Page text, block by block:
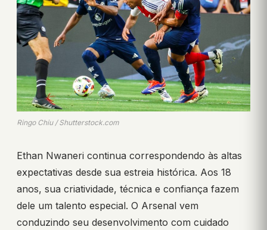
Ringo Chiu / Shutterstock.com
Ethan Nwaneri continua correspondendo às altas
expectativas desde sua estreia histórica. Aos 18
anos, sua criatividade, técnica e confiança fazem
dele um talento especial. O Arsenal vem
conduzindo seu desenvolvimento com cuidado